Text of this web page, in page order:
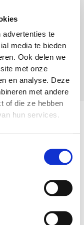
advertenties te
media te bieden
Ook delen we
met onze
en analyse. Deze
met andere
of die ze hebben
hun services.
opleiding. Je
ontwikkeling
je gericht toe
mag
dichter bij je